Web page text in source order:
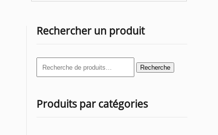
Rechercher un produit
Recherche
pour :
Recherche
Produits par catégories